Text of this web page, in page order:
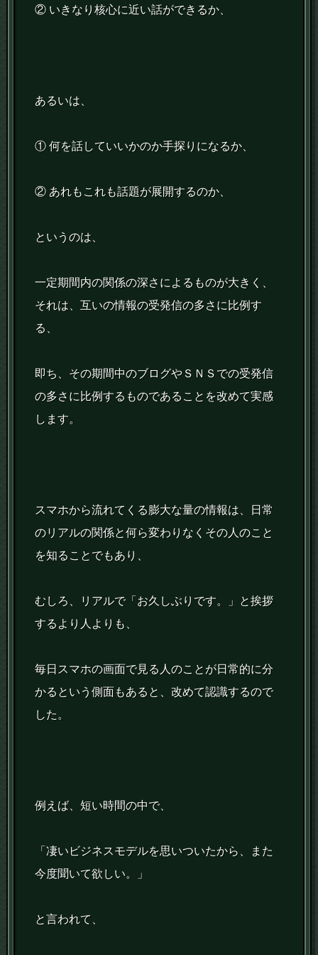
② いきなり核心に近い話ができるか、
あるいは、
① 何を話していいかのか手探りになるか、
② あれもこれも話題が展開するのか、
というのは、
一定期間内の関係の深さによるものが大きく、
それは、互いの情報の受発信の多さに比例す
る、
即ち、その期間中のブログやＳＮＳでの受発信
の多さに比例するものであることを改めて実感
します。
スマホから流れてくる膨大な量の情報は、日常
のリアルの関係と何ら変わりなくその人のこと
を知ることでもあり、
むしろ、リアルで「お久しぶりです。」と挨拶
するより人よりも、
毎日スマホの画面で見る人のことが日常的に分
かるという側面もあると、改めて認識するので
した。
例えば、短い時間の中で、
「凄いビジネスモデルを思いついたから、また
今度聞いて欲しい。」
と言われて、